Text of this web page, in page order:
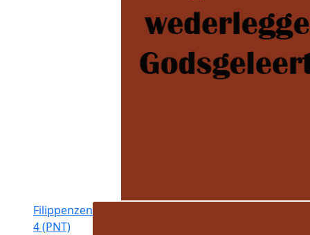
Filippenzen
4 (PNT)